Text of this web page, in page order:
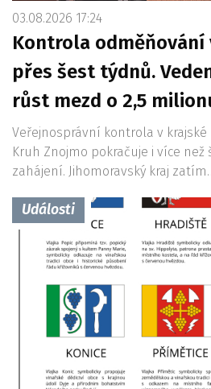
03.08.2026 17:24
Kontrola
přes šest týdnů.
růst mezd o 2,5
Veřejnosprávní kontrola v
Kruh Znojmo pokračuje i více
zahájení. Jihomoravský kraj
Události